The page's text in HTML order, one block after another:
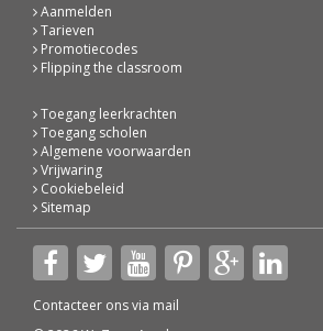
Aanmelden
Tarieven
Promotiecodes
Flipping the classroom
Toegang leerkrachten
Toegang scholen
Algemene voorwaarden
Vrijwaring
Cookiebeleid
Sitemap
Contacteer ons via mail